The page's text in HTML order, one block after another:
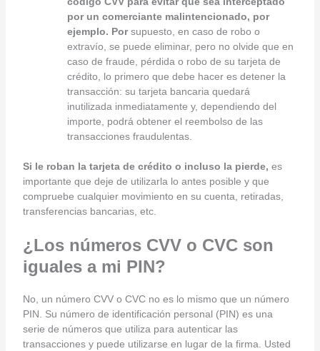
por un comerciante malintencionado, por
ejemplo. Porsupuesto, en caso de robo o
extravío, se puede eliminar, pero no olvide que en
caso de fraude, pérdida o robo de su tarjeta de
crédito, lo primero que debe hacer es detener la
transacción: su tarjeta bancaria quedará
inutilizada inmediatamente y, dependiendo del
importe, podrá obtener el reembolso de las
transacciones fraudulentas.
Si le roban la tarjeta de crédito o incluso la pierde, es
importante que deje de utilizarla lo antes posible y que
compruebe cualquier movimiento en su cuenta, retiradas,
transferencias bancarias, etc.
¿Los números CVV o CVC son
iguales a mi PIN?
No, un número CVV o CVC no es lo mismo que un número
PIN. Su número de identificación personal (PIN) es una
serie de números que utiliza para autenticar las
transacciones y puede utilizarse en lugar de la firma. Usted